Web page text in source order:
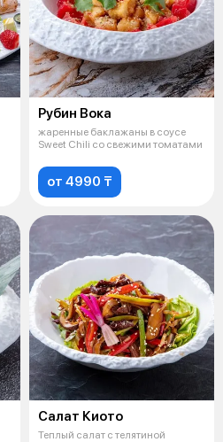
Рубин Вока
жаренные баклажаны в соусе
Sweet Chili со свежими томатами
от 4990 ₸
Салат Киото
Теплый салат с телятиной